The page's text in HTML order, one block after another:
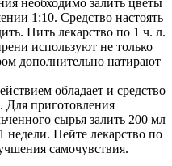
необходимо залить цветы
1:10. Средство настоять
Пить лекарство по 1 ч. л.
используют не только
дополнительно натирают
обладает и средство
Для приготовления
сырья залить 200 мл
недели. Пейте лекарство по
самочувствия.